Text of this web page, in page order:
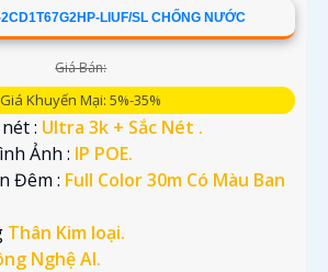
LIUF/SL CHỐNG NƯỚC
Giá Bán:
Giá Khuyến Mại: 5%-35%
: Ultra 3k + Sắc Nét .
Ảnh : IP POE.
Đêm : Full Color 30m Có Màu Ban
Thân Kim loại.
Nghệ AI.